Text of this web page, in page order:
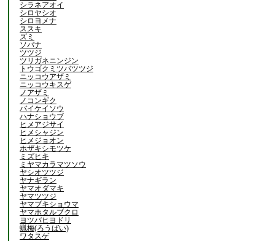
シラネアオイ
シロヤシオ
シロヨメナ
ススキ
ズミ
ソバナ
ツツジ
ツリガネニンジン
トウゴクミツバツツジ
ニッコウアザミ
ニッコウキスゲ
ノアザミ
ノコンギク
バイケイソウ
ハナショウブ
ヒメアジサイ
ヒメシャジン
ヒメジョオン
ホザキシモツケ
ミズヒキ
ミヤマカラマツソウ
ヤシオツツジ
ヤナギラン
ヤマオダマキ
ヤマツツジ
ヤマブキショウマ
ヤマホタルブクロ
ヨツバヒヨドリ
蝋梅(ろうばい)
ワタスゲ